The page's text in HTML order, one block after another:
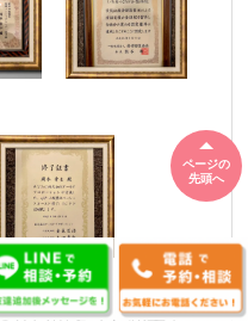
ページの
先頭へ